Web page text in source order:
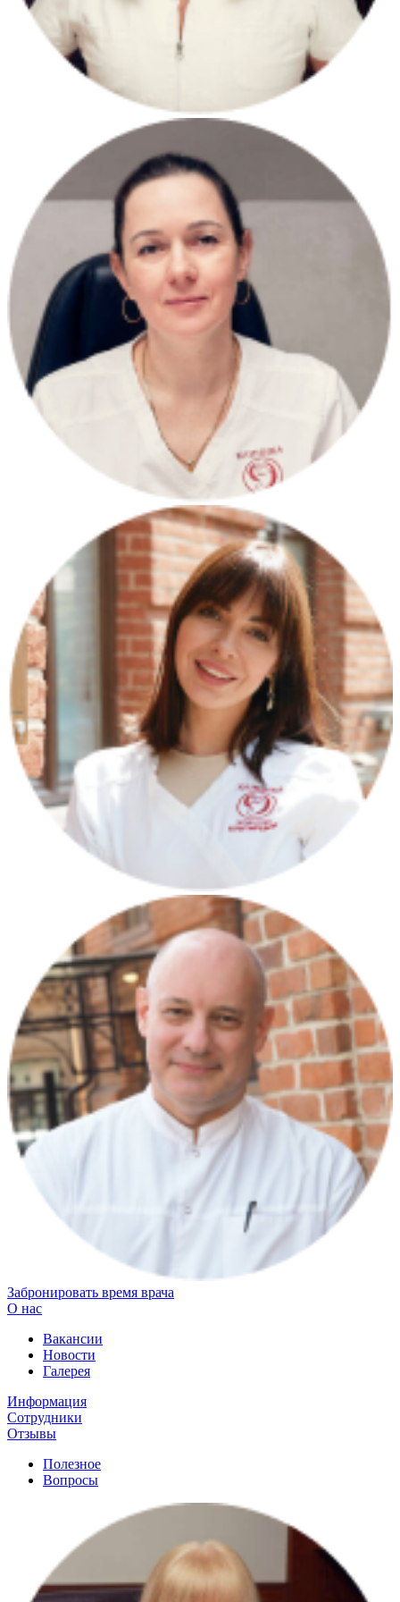
Забронировать время врача
О нас
Вакансии
Новости
Галерея
Информация
Сотрудники
Отзывы
Полезное
Вопросы